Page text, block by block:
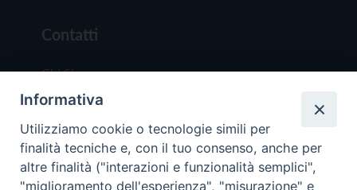
Contatti
Chi Siamo
Redazione
Scrivici
Informativa
Utilizziamo cookie o tecnologie simili per
finalità tecniche e, con il tuo consenso, anche per
altre finalità ("interazioni e funzionalità semplici",
"miglioramento dell'esperienza", "misurazione" e